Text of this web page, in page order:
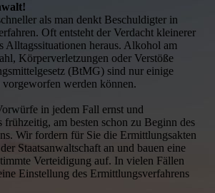
als man denkt Beschuldigter in
Oft entsteht der Verdacht kleinerer
Alltagssituationen heraus. Alkohol am
Körperverletzungen oder Verstöße
(BtMG) sind nur einige
werden können.
in jedem Fall ernst und
frühzeitig, am besten schon zu Beginn des
Wir fordern für Sie die Ermittlungsakten
Staatsanwaltschaft an und bauen eine
Verteidigung auf. In vielen Fällen
Einstellung des Ermittlungsverfahrens